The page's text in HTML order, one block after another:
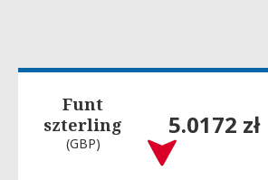
Funt
szterling
(GBP)
5.0172 zł